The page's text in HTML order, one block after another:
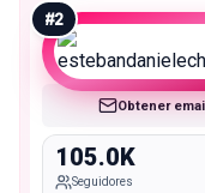
#2
Obtener
105.0K
Seguidores